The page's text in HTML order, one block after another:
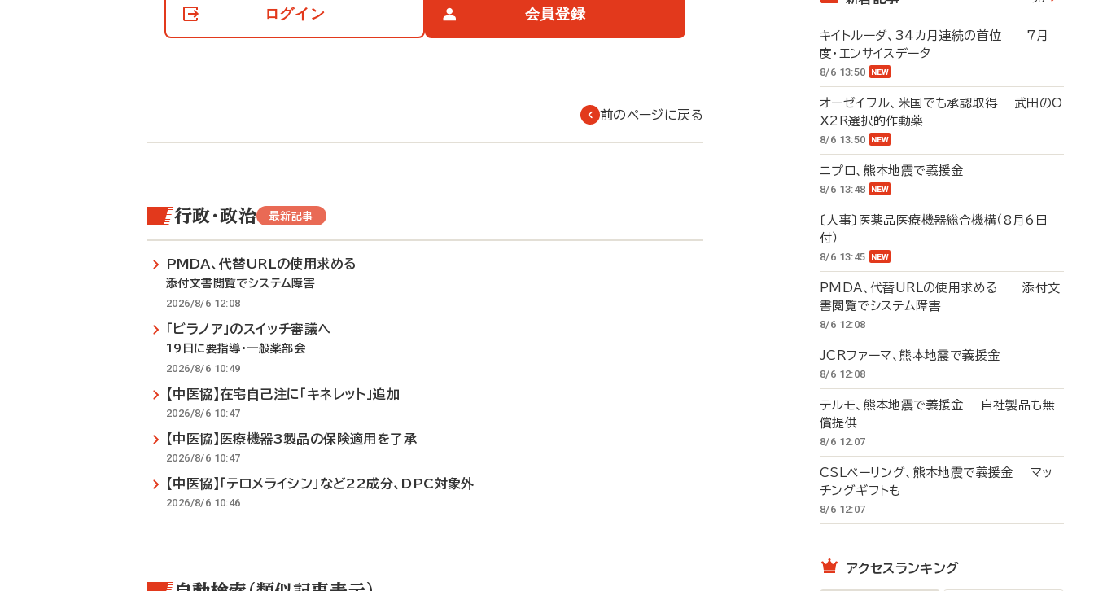
て
ログイン 会員登録
前のページに戻る
行政・政治 最新記事
PMDA、代替URLの使用求める
添付文書閲覧でシステム障害
2026/8/6 12:08
「ビラノア」のスイッチ審議へ
19日に要指導・一般薬部会
2026/8/6 10:49
【中医協】在宅自己注に「キネレット」追加
2026/8/6 10:47
【中医協】医療機器3製品の保険適用を了承
2026/8/6 10:47
【中医協】「テロメライシン」など22成分、DPC対象外
2026/8/6 10:46
キイトルーダ、34カ月連続の首位 7月
度・エンサイスデータ
8/6 13:50
オーゼイフル、米国でも承認取得 武田のO
X2R選択的作動薬
8/6 13:50
ニプロ、熊本地震で義援金
8/6 13:48
〔人事〕医薬品医療機器総合機構（8月6日
付）
8/6 13:45
PMDA、代替URLの使用求める 添付文
書閲覧でシステム障害
8/6 12:08
JCRファーマ、熊本地震で義援金
8/6 12:08
テルモ、熊本地震で義援金 自社製品も無
償提供
8/6 12:07
CSLベーリング、熊本地震で義援金 マッ
チングギフトも
8/6 12:07
アクセスランキング